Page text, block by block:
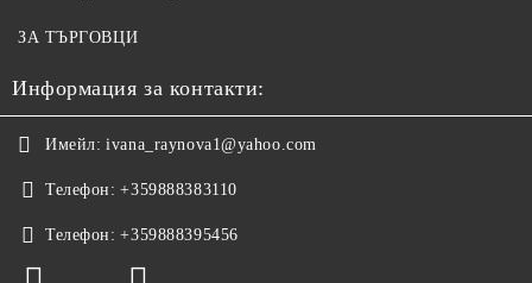
ЗА ТЪРГОВЦИ
Информация за контакти:
Имейл: ivana_raynova1@yahoo.com
Телефон: +359888383110
Телефон: +359888395456